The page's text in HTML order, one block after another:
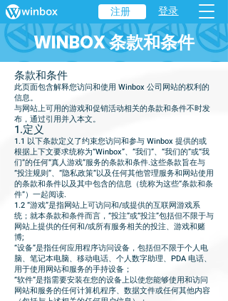
注册 登录
WINBOX 条款和条件
条款和条件
此页面包含解释您访问和使用 Winbox 公司网站的权利的
信息。
与网站上可用的游戏和促销活动相关的条款和条件不时发
布，通过引用并入本文。
1.定义
1.1 以下条款定义了约束您访问和参与 Winbox 提供的或
根据上下文要求统称为“Winbox”、“我们”、“我们的”或“我
们”的任何“真人游戏”服务的条款和条件.这些条款旨在与
“投注规则”、“隐私政策”以及任何其他管理服务和网站使用
的条款和条件以及其中包含的信息（统称为这些“条款和条
件”）一起阅读.
1.2 “游戏”是指网站上可访问和/或提供的互联网游戏系
统；就本条款和条件而言，“投注”或“投注”包括但不限于与
网站上提供的任何和/或所有服务相关的投注、游戏和赌
博;
“设备”是指任何应用程序访问设备，包括但不限于个人电
脑、笔记本电脑、移动电话、个人数字助理、PDA 电话、
用于使用网站和服务的手持设备；
“软件”是指需要安装在您的设备上以使您能够使用和访问
网站和服务的任何计算机程序、数据文件或任何其他内容